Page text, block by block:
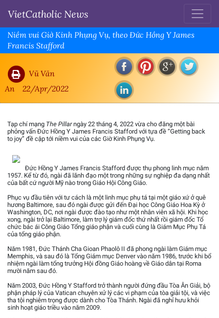
VietCatholic News
Niềm vui Giờ Kinh Phụng Vụ, theo Đức Hồng Y James
Francis Stafford
Vũ Văn
An
22/Apr/2022
Tạp chí mạng The Pillarngày 22 tháng 4, 2022 vừa cho đăng một bài
phỏng vấn Đức Hồng Y James Francis Stafford với tựa đề “Getting back
to joy” đề cập tới niềm vui của các Giờ Kinh Phụng Vụ.
Đức Hồng Y James Francis Stafford được thụ phong linh mục năm
1957. Kể từ đó, ngài đã lãnh đạo một trong những sự nghiệp đa dạng nhất
của bất cứ người Mỹ nào trong Giáo Hội Công Giáo.
Phục vụ đầu tiên với tư cách là một linh mục phụ tá tại một giáo xứ ở quê
hương Baltimore, sau đó ngài được gửi đến Đại học Công Giáo Hoa Kỳ ở
Washington, DC, nơi ngài được đào tạo như một nhân viên xã hội. Khi học
xong, ngài trở lại Baltimore, làm trợ lý giám đốc thứ nhất rồi giám đốc Tổ
chức bác ái Công Giáo Tổng giáo phận và cuối cùng là Giám Mục Phụ Tá
của tổng giáo phận.
Năm 1981, Đức Thánh Cha Gioan Phaolô II đã phong ngài làm Giám mục
Memphis, và sau đó là Tổng Giám mục Denver vào năm 1986, trước khi bổ
nhiệm ngài làm tổng trưởng Hội đồng Giáo hoàng về Giáo dân tại Roma
mười năm sau đó.
Năm 2003, Đức Hồng Y Stafford trở thành người đứng đầu Tòa Ân Giải, bộ
phận pháp lý của Vatican chuyên xử lý các vi phạm của tòa giải tội, và việc
tha tội nghiêm trọng được dành cho Tòa Thánh. Ngài đã nghỉ hưu khỏi
sinh hoạt giáo triều vào năm 2009.